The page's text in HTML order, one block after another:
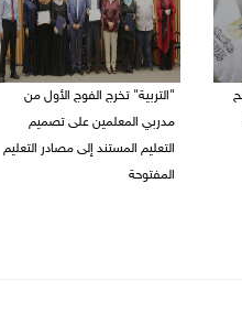
"التربية" تخرج الفوج الأول من
مدربي المعلمين على تصميم
التعليم المستند إلى مصادر التعليم
المفتوحة